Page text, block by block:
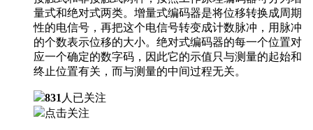
量式和绝对式两类。增量式编码器是将位移转换成周期
性的电信号，再把这个电信号转变成计数脉冲，用脉冲
的个数表示位移的大小。绝对式编码器的每一个位置对
应一个确定的数字码，因此它的示值只与测量的起始和
终止位置有关，而与测量的中间过程无关。
831 人已关注
点击关注